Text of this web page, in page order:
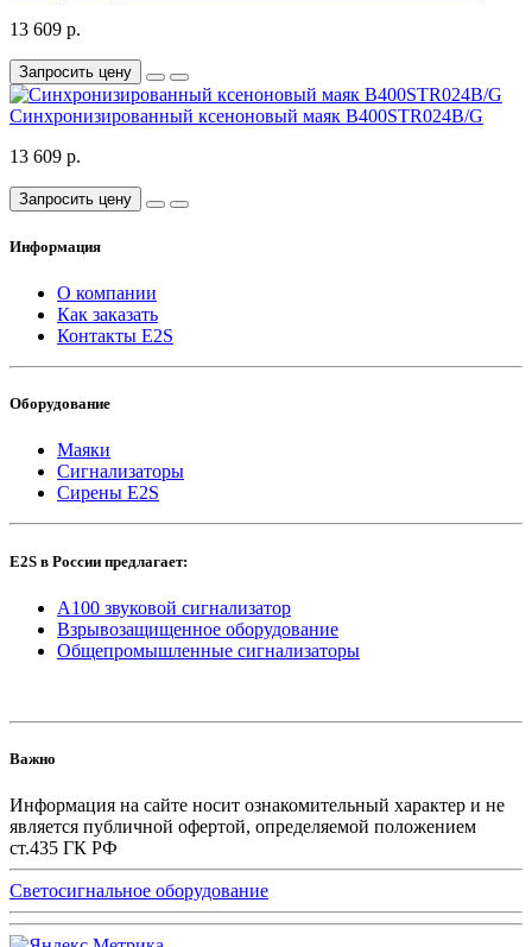
13 609 р.
Запросить цену
Синхронизированный ксеноновый маяк B400STR024B/G
13 609 р.
Запросить цену
Информация
О компании
Как заказать
Контакты E2S
Оборудование
Маяки
Сигнализаторы
Сирены E2S
E2S в России предлагает:
A100 звуковой сигнализатор
Взрывозащищенное оборудование
Общепромышленные сигнализаторы
Важно
Информация на сайте носит ознакомительный характер и не
является публичной офертой, определяемой положением
ст.435 ГК РФ
Светосигнальное оборудование